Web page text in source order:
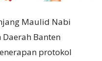
Maulid Nabi
Banten
protokol